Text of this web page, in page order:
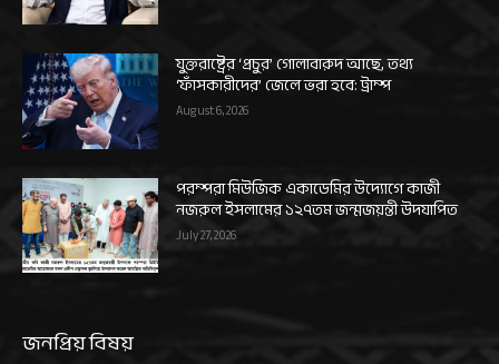
যুক্তরাষ্ট্রের ‘প্রচুর’ গোলাবারুদ আছে, তথ্য
‘ফাঁসকারীদের’ জেলে ভরা হবে: ট্রাম্প
August 6, 2026
পরম্পরা মিউজিক একাডেমির উদ্যোগে কাজী
নজরুল ইসলামের ১২৭তম জন্মজয়ন্তী উদযাপিত
July 27, 2026
জনপ্রিয় বিষয়